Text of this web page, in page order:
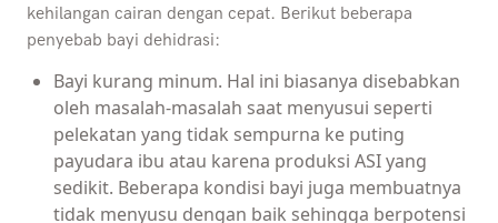
kehilangan cairan dengan cepat. Berikut beberapa
penyebab bayi dehidrasi:
Bayi kurang minum. Hal ini biasanya disebabkan
oleh masalah-masalah saat menyusui seperti
pelekatan yang tidak sempurna ke puting
payudara ibu atau karena produksi ASI yang
sedikit. Beberapa kondisi bayi juga membuatnya
tidak menyusu dengan baik sehingga berpotensi